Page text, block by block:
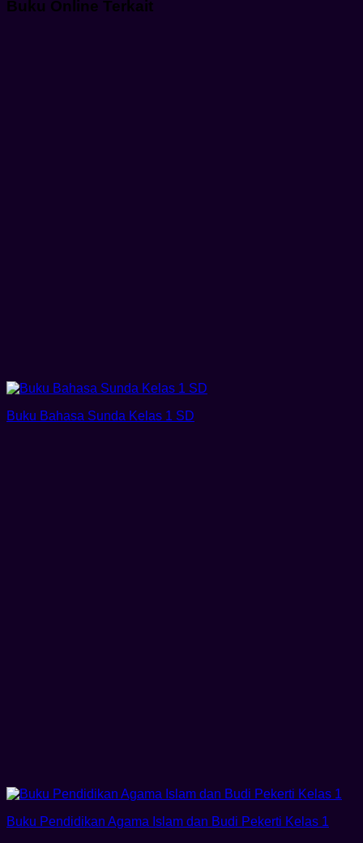
Buku Online Terkait
Buku Bahasa Sunda Kelas 1 SD
Buku Pendidikan Agama Islam dan Budi Pekerti Kelas 1